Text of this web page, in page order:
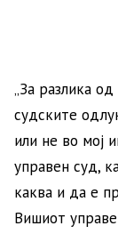
„За разлика
судските
или не во мој
управен суд,
каква и да е
Вишиот